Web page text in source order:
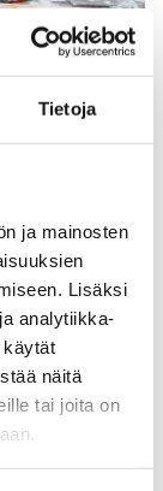
Tietoja
ja mainosten
Lisäksi
analytiikka-
käytät
näitä
tai joita on
paikkaan
taiteen ja
JA HALLINTO